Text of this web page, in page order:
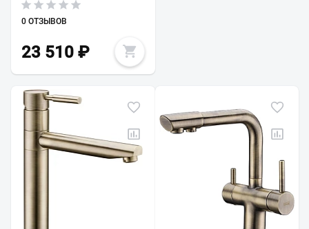
0 ОТЗЫВОВ
23 510 ₽